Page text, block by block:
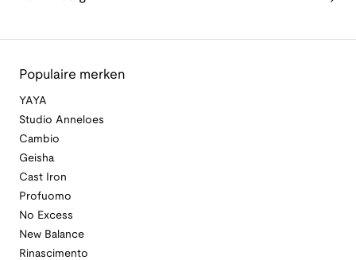
Populaire merken
YAYA
Studio Anneloes
Cambio
Geisha
Cast Iron
Profuomo
No Excess
New Balance
Rinascimento